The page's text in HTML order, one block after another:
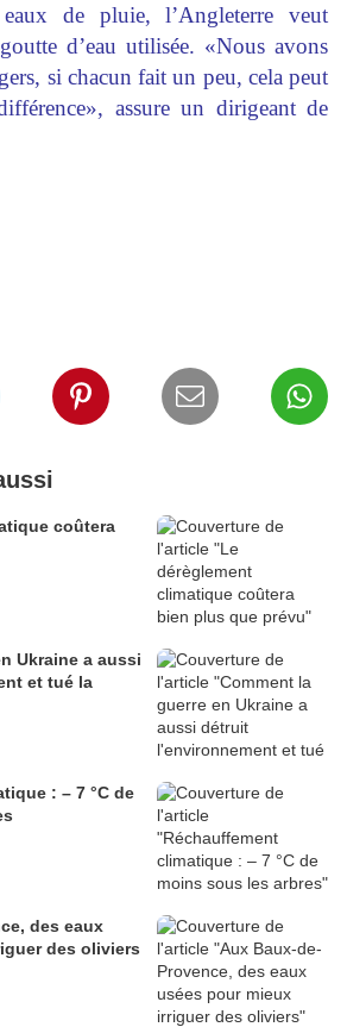
eaux de pluie, l’Angleterre veut
d’eau utilisée. «Nous avons
si chacun fait un peu, cela peut
assure un dirigeant de
coûtera
Ukraine a aussi
et tué la
: – 7 °C de
des eaux
des oliviers